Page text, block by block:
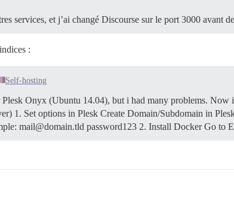
services, et j’ai changé Discourse sur le port 3000 avant
:
Self-hosting
Onyx (Ubuntu 14.04), but i had many problems.
1. Set options in Plesk Create Domain/Subdomain in
mail@domain.tld password123 2. Install Docker Go to